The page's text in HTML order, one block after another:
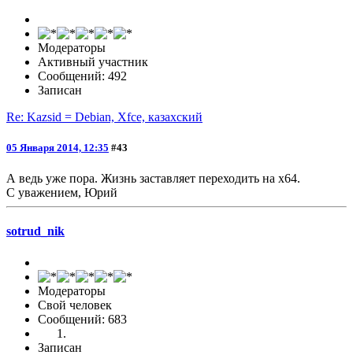
Модераторы
Активный участник
Сообщений: 492
Записан
Re: Kazsid = Debian, Xfce, казахский
05 Января 2014, 12:35 #43
А ведь уже пора. Жизнь заставляет переходить на x64.
С уважением, Юрий
sotrud_nik
Модераторы
Свой человек
Сообщений: 683
Записан